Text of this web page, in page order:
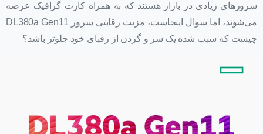
سرورهای زیادی در بازار هستند که به همراه کارت گرافیک عرضه
می‌شوند، اما سوال اینجاست، مزیت رقابتی سرور DL380a Gen11
چیست که سبب شده یک سر و گردن از رقبای خود جلوتر باشد؟